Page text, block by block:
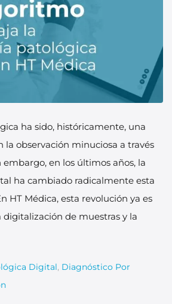
ha sido, históricamente, una
la observación minuciosa a través
en los últimos años, la
ha cambiado radicalmente esta
HT Médica, esta revolución ya es
digitalización de muestras y la
Digital, Diagnóstico Por